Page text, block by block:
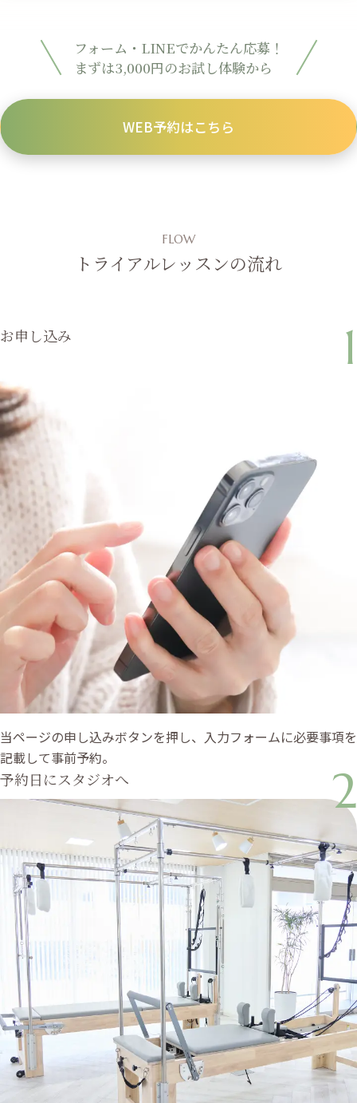
フォーム・LINEでかんたん応募！
まずは3,000円のお試し体験から
WEB予約はこちら
FLOW
トライアルレッスンの流れ
1
お申し込み
当ページの申し込みボタンを押し、入力フォームに必要事項を
記載して事前予約。
2
予約日にスタジオへ